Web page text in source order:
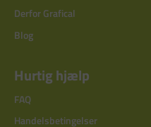
Derfor Grafical
Blog
Hurtig hjælp
FAQ
Handelsbetingelser